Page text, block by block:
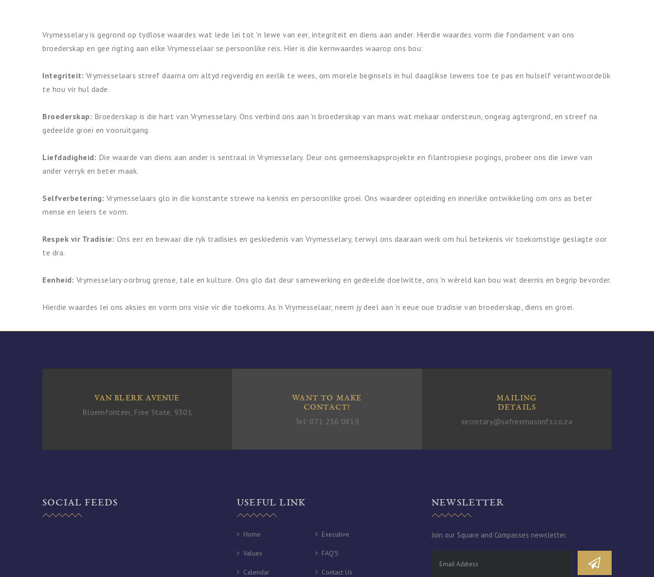
Vrymesselary is gegrond op tydlose waardes wat lede lei tot 'n lewe van eer, integriteit en diens aan ander. Hierdie waardes vorm die fondament van ons
broederskap en gee rigting aan elke Vrymesselaar se persoonlike reis. Hier is die kernwaardes waarop ons bou:
Integriteit: Vrymesselaars streef daarna om altyd regverdig en eerlik te wees, om morele beginsels in hul daaglikse lewens toe te pas en hulself verantwoordelik
te hou vir hul dade.
Broederskap: Broederskap is die hart van Vrymesselary. Ons verbind ons aan 'n broederskap van mans wat mekaar ondersteun, ongeag agtergrond, en streef na
gedeelde groei en vooruitgang.
Liefdadigheid: Die waarde van diens aan ander is sentraal in Vrymesselary. Deur ons gemeenskapsprojekte en filantropiese pogings, probeer ons die lewe van
ander verryk en beter maak.
Selfverbetering: Vrymesselaars glo in die konstante strewe na kennis en persoonlike groei. Ons waardeer opleiding en innerlike ontwikkeling om ons as beter
mense en leiers te vorm.
Respek vir Tradisie: Ons eer en bewaar die ryk tradisies en geskiedenis van Vrymesselary, terwyl ons daaraan werk om hul betekenis vir toekomstige geslagte oor
te dra.
Eenheid: Vrymesselary oorbrug grense, tale en kulture. Ons glo dat deur samewerking en gedeelde doelwitte, ons 'n wêreld kan bou wat deernis en begrip bevorder.
Hierdie waardes lei ons aksies en vorm ons visie vir die toekoms. As 'n Vrymesselaar, neem jy deel aan 'n eeue oue tradisie van broederskap, diens en groei.
VAN BLERK AVENUE
Bloemfontein, Free State, 9301
WANT TO MAKE
CONTACT?
Tel: 071 256 0819
MAILING
DETAILS
secretary@safreemasonfs.co.za
SOCIAL FEEDS USEFUL LINK
Home Executive
Values FAQ'S
Calendar Contact Us
NEWSLETTER
Join our Square and Compasses newsletter.